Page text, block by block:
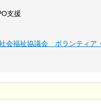
支援
会福祉協議会 ボランティア